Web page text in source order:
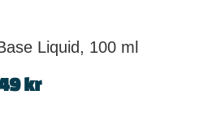
Liquid, 100 ml
kr